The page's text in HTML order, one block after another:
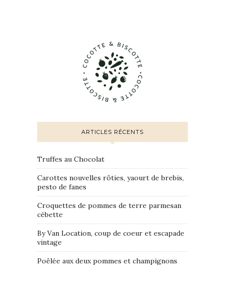
ARTICLES RÉCENTS
Truffes au Chocolat
Carottes nouvelles rôties, yaourt de brebis,
pesto de fanes
Croquettes de pommes de terre parmesan
cébette
By Van Location, coup de coeur et escapade
vintage
Poêlée aux deux pommes et champignons